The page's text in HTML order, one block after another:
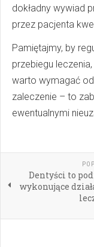
dokładny wywiad
przez pacjenta
Pamiętajmy, by
przebiegu
warto wymagać
zaleczenie – to
ewentualnymi
Dentyści to
wykonujące